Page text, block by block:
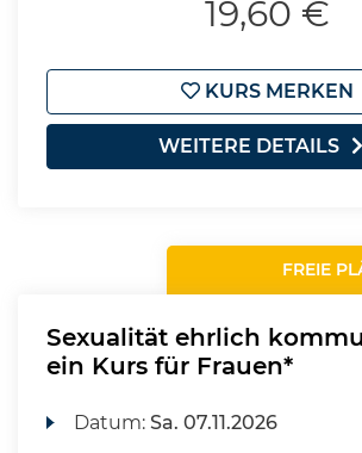
19,60 €
KURS MERKEN
WEITERE DETAILS
FREIE
Sexualität ehrlich
ein Kurs für Frauen*
Datum:Sa. 07.11.2026